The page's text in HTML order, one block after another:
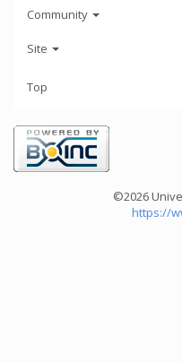
Community
Site
Top
©2026
https://